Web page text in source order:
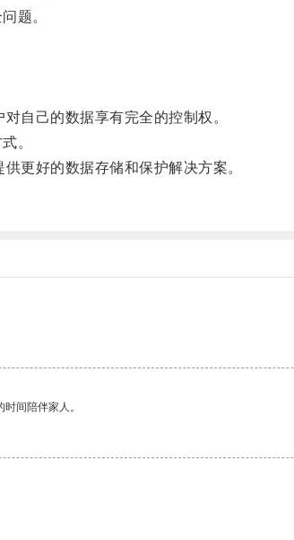
题。
自己的数据享有完全的控制权。
。
更好的数据存储和保护解决方案。
间陪伴家人。